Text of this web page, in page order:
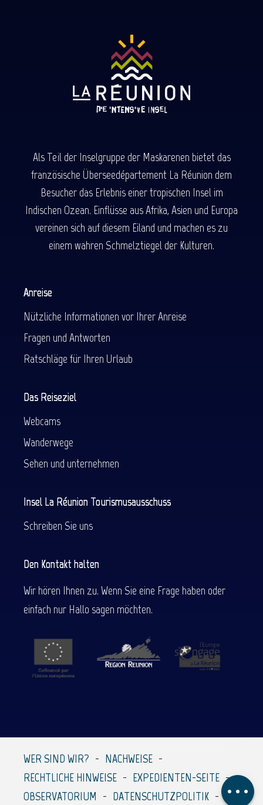
Kommentare
Als Teil der Inselgruppe der Maskarenen bietet das
französische Überseedépartement La Réunion dem
Besucher das Erlebnis einer tropischen Insel im
Indischen Ozean. Einflüsse aus Afrika, Asien und Europa
vereinen sich auf diesem Eiland und machen es zu
einem wahren Schmelztiegel der Kulturen.
Anreise
Nützliche Informationen vor Ihrer Anreise
Fragen und Antworten
Ratschläge für Ihren Urlaub
Das Reiseziel
Webcams
Wanderwege
Sehen und unternehmen
Insel La Réunion Tourismusausschuss
Schreiben Sie uns
Den Kontakt halten
Wir hören Ihnen zu. Wenn Sie eine Frage haben oder
einfach nur Hallo sagen möchten.
WER SIND WIR?
NACHWEISE
RECHTLICHE HINWEISE
EXPEDIENTEN-SEITE
OBSERVATORIUM
DATENSCHUTZPOLITIK